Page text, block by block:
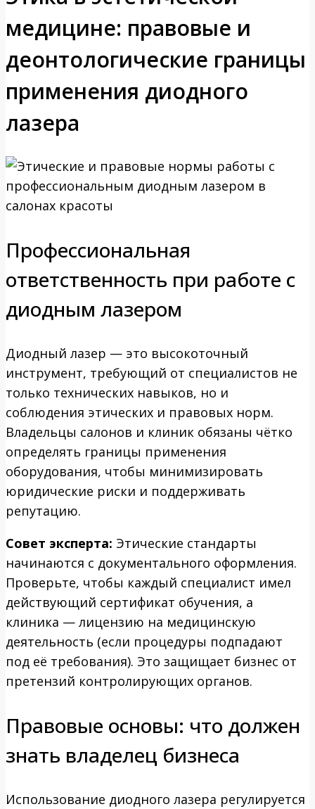
медицине: правовые и
деонтологические границы
применения диодного
лазера
Профессиональная
ответственность при работе с
диодным лазером
Диодный лазер — это высокоточный
инструмент, требующий от специалистов не
только технических навыков, но и
соблюдения этических и правовых норм.
Владельцы салонов и клиник обязаны чётко
определять границы применения
оборудования, чтобы минимизировать
юридические риски и поддерживать
репутацию.
Совет эксперта: Этические стандарты
начинаются с документального оформления.
Проверьте, чтобы каждый специалист имел
действующий сертификат обучения, а
клиника — лицензию на медицинскую
деятельность (если процедуры подпадают
под её требования). Это защищает бизнес от
претензий контролирующих органов.
Правовые основы: что должен
знать владелец бизнеса
Использование диодного лазера регулируется